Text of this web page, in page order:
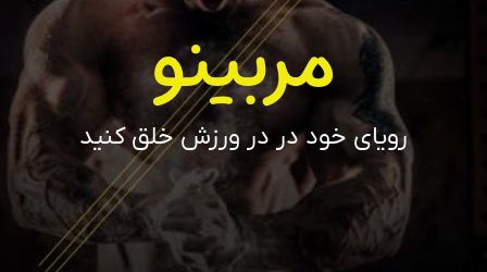
مربینو
رویای خود در در ورزش خلق کنید